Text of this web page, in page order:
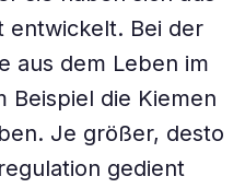
entwickelt. Bei der
aus dem Leben im
Beispiel die Kiemen
Je größer, desto
gedient